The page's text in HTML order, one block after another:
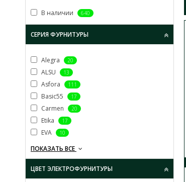
В наличии 640
СЕРИЯ ФУРНИТУРЫ
Alegra 20
ALSU 13
Asfora 111
Basic55 17
Carmen 20
Etika 17
EVA 10
ПОКАЗАТЬ ВСЕ
ЦВЕТ ЭЛЕКТРОФУРНИТУРЫ